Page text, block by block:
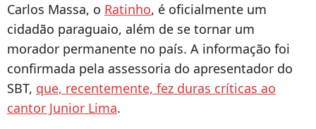
Carlos Massa, o Ratinho, é oficialmente um
cidadão paraguaio, além de se tornar um
morador permanente no país. A informação foi
confirmada pela assessoria do apresentador do
SBT, que, recentemente, fez duras críticas ao
cantor Junior Lima.